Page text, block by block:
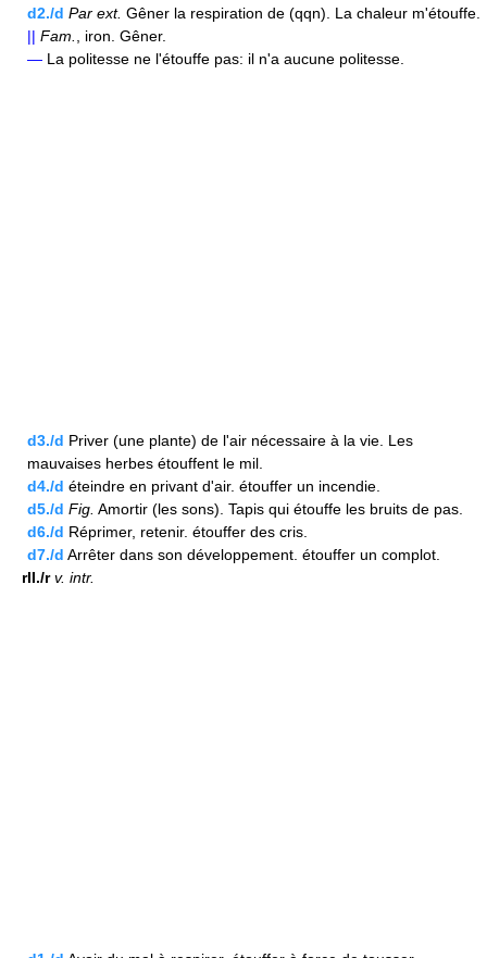
d2./d Par ext. Gêner la respiration de (qqn). La chaleur m'étouffe.
|| Fam.
, iron. Gêner.
— La politesse ne l'étouffe pas: il n'a aucune politesse.
d3./d Priver (une plante) de l'air nécessaire à la vie. Les
mauvaises herbes étouffent le mil.
d4./d éteindre en privant d'air. étouffer un incendie.
d5./d Fig. Amortir (les sons). Tapis qui étouffe les bruits de pas.
d6./d Réprimer, retenir. étouffer des cris.
d7./d Arrêter dans son développement. étouffer un complot.
rII./r v. intr.